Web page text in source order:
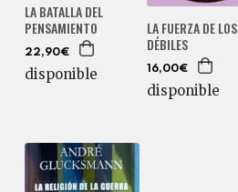
LA BATALLA DEL
PENSAMIENTO
22,90€
disponible
LA FUERZA DE LOS
DÉBILES
16,00€
disponible